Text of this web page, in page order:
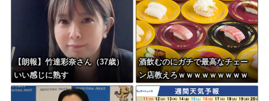
【朗報】竹達彩奈さん（37歳）
いい感じに熟す
酒飲むのにガチで最高なチェー
ン店教えろｗｗｗｗｗｗｗｗｗ
ｗ